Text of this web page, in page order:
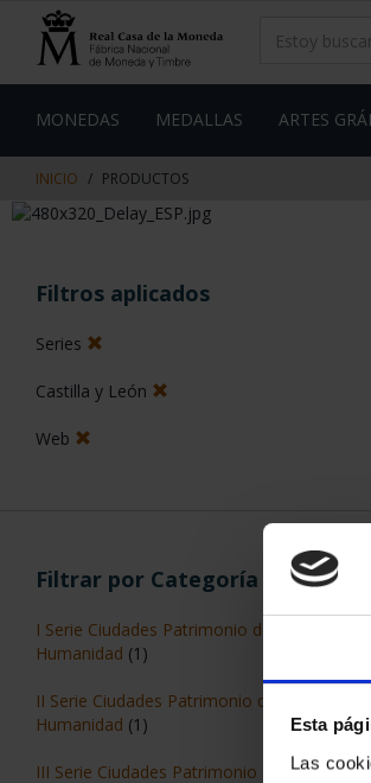
Esta
Las
contenido
de
MONEDAS MEDALLAS ARTES
INICIO PRODUCTOS
Filtros aplicados
Series
Castilla y León
Web
Filtrar por Categoría
I Serie Ciudades Patrimonio de la
Humanidad (1)
II Serie Ciudades Patrimonio de la
Humanidad (1)
III Serie Ciudades Patrimonio de la